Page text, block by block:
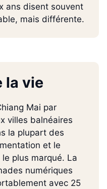
ans disent souvent
mais différente.
la vie
Mai par
villes balnéaires
la plupart des
et le
plus marqué. La
numériques
avec 25